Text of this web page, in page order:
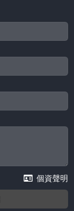
個資聲明